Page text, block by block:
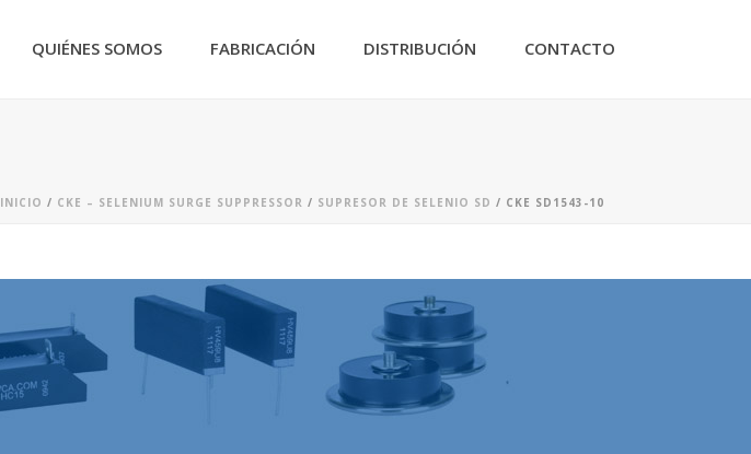
QUIÉNES SOMOS FABRICACIÓN DISTRIBUCIÓN CONTACTO
INICIO / CKE – SELENIUM SURGE SUPPRESSOR / SUPRESOR DE SELENIO SD / CKE SD1543-10